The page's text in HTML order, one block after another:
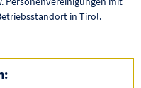
in Tirol.